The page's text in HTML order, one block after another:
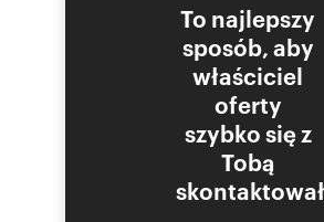
To najlepszy
sposób, aby
właściciel
oferty
szybko się z
Tobą